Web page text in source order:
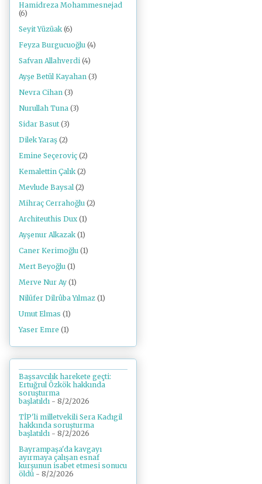
Hamidreza Mohammesnejad
(6)
Seyit Yüzüak (6)
Feyza Burgucuoğlu (4)
Safvan Allahverdi (4)
Ayşe Betül Kayahan (3)
Nevra Cihan (3)
Nurullah Tuna (3)
Sidar Basut (3)
Dilek Yaraş (2)
Emine Seçeroviç (2)
Kemalettin Çalık (2)
Mevlude Baysal (2)
Mihraç Cerrahoğlu (2)
Architeuthis Dux (1)
Ayşenur Alkazak (1)
Caner Kerimoğlu (1)
Mert Beyoğlu (1)
Merve Nur Ay (1)
Nilüfer Dilrûba Yılmaz (1)
Umut Elmas (1)
Yaser Emre (1)
Başsavcılık harekete geçti:
Ertuğrul Özkök hakkında
soruşturma
başlatıldı - 8/2/2026
TİP'li milletvekili Sera Kadıgil
hakkında soruşturma
başlatıldı - 8/2/2026
Bayrampaşa'da kavgayı
ayırmaya çalışan esnaf
kurşunun isabet etmesi sonucu
öldü - 8/2/2026